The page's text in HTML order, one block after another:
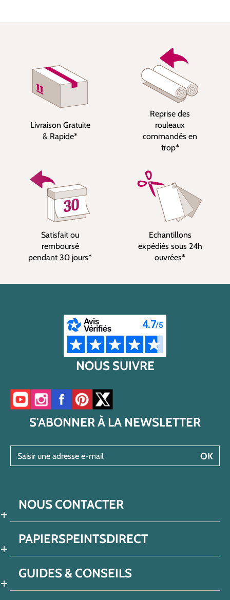
Livraison Gratuite
& Rapide*
Reprise des
rouleaux
commandés en
trop*
Satisfait ou
remboursé
pendant 30 jours*
Echantillons
expédiés sous 24h
ouvrées*
NOUS SUIVRE
Accéder à notre chaîne YouTube
Accéder à notre compte Instagram
Accéder à notre page Facebook
Accéder à notre compte Pinterest
Accéder à notre compte Twitter/X
S'ABONNER À LA NEWSLETTER
OK
NOUS CONTACTER
PAPIERSPEINTSDIRECT
GUIDES & CONSEILS